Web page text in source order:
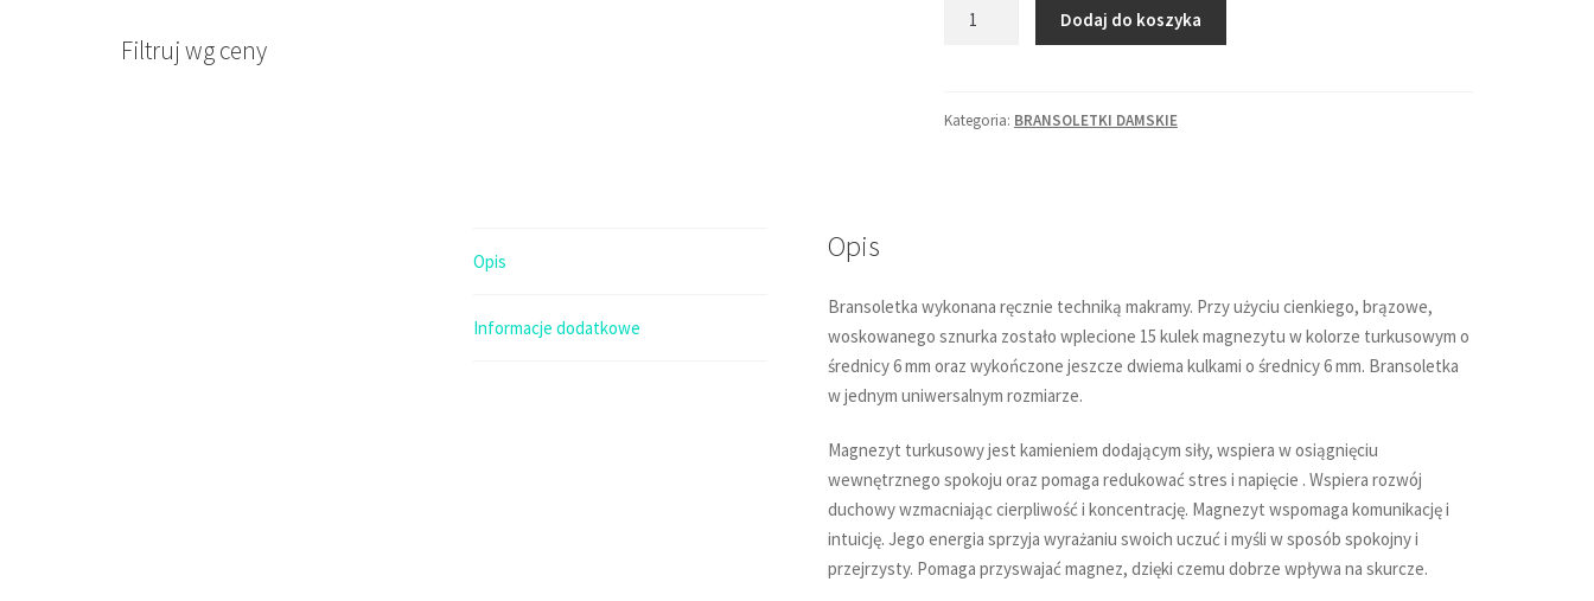
-
Dodaj do koszyka
Kategoria: BRANSOLETKI DAMSKIE
Opis
Informacje dodatkowe
Opis
Bransoletka wykonana ręcznie techniką makramy. Przy użyciu cienkiego, brązowe,
woskowanego sznurka zostało wplecione 15 kulek magnezytu w kolorze turkusowym o
średnicy 6 mm oraz wykończone jeszcze dwiema kulkami o średnicy 6 mm. Bransoletka
w jednym uniwersalnym rozmiarze.
Magnezyt turkusowy jest kamieniem dodającym siły, wspiera w osiągnięciu
wewnętrznego spokoju oraz pomaga redukować stres i napięcie . Wspiera rozwój
duchowy wzmacniając cierpliwość i koncentrację. Magnezyt wspomaga komunikację i
intuicję. Jego energia sprzyja wyrażaniu swoich uczuć i myśli w sposób spokojny i
przejrzysty. Pomaga przyswajać magnez, dzięki czemu dobrze wpływa na skurcze.
Filtruj wg ceny